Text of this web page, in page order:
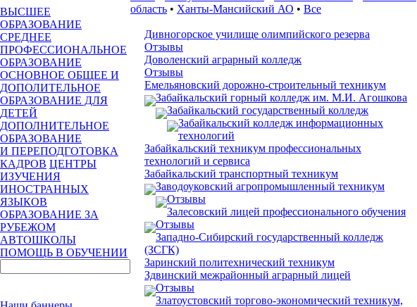
ВЫСШЕЕ
ОБРАЗОВАНИЕ
СРЕДНЕЕ
ПРОФЕССИОНАЛЬНОЕ
ОБРАЗОВАНИЕ
ОСНОВНОЕ ОБЩЕЕ И
ДОПОЛИТЕЛЬНОЕ
ОБРАЗОВАНИЕ ДЛЯ
ДЕТЕЙ
ДОПОЛНИТЕЛЬНОЕ
ОБРАЗОВАНИЕ
И ПЕРЕПОДГОТОВКА
КАДРОВ ЦЕНТРЫ
ИЗУЧЕНИЯ
ИНОСТРАННЫХ
ЯЗЫКОВ
ОБРАЗОВАНИЕ ЗА
РУБЕЖОМ
АВТОШКОЛЫ
ПОМОЩЬ В ОБУЧЕНИИ
область • Ханты-Мансийский АО • Все
Дивногорское училище олимпийского резерва
Отзывы
Доволенский аграрный колледж
Отзывы
Емельяновский дорожно-строительный техникум
Забайкальский горный колледж им. М.И. Агошкова
Забайкальский государственный колледж
Забайкальский колледж информационных
технологий
Забайкальский техникум профессиональных
технологий и сервиса
Забайкальский транспортный техникум
Заводоуковский агропромышленный техникум
Отзывы
Залесовский лицей профессионального обучения
Отзывы
Западно-Сибирский государственный колледж
(ЗСГК)
Заринский политехнический техникум
Здвинский межрайонный аграрный лицей
Отзывы
Златоустовский торгово-экономический техникум,